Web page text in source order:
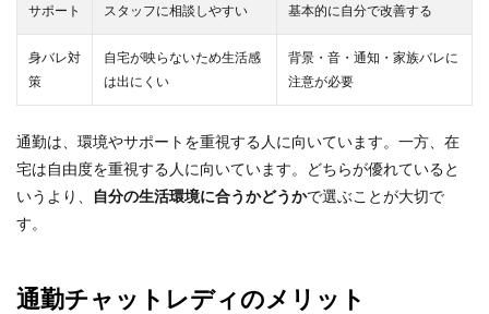
サポート スタッフに相談しやすい 基本的に自分で改善する
身バレ対
策
自宅が映らないため生活感
は出にくい
背景・音・通知・家族バレに
注意が必要
通勤は、環境やサポートを重視する人に向いています。一方、在
宅は自由度を重視する人に向いています。どちらが優れていると
いうより、
自分の生活環境に合うかどうかで選ぶことが大切で
す。
通勤チャットレディのメリット